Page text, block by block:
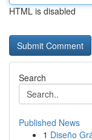
HTML is disabled
Search
Published News
1 Diseño